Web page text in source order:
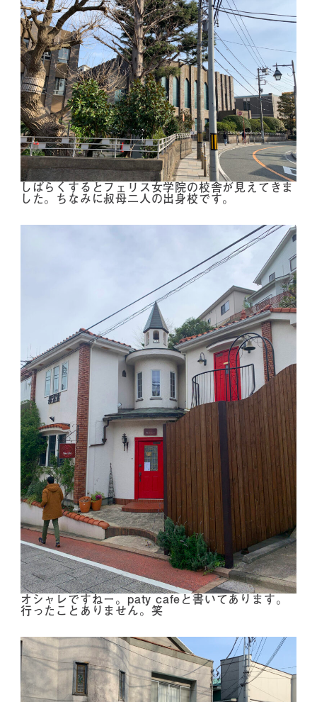
しばらくするとフェリス女学院の校舎が見えてきま
した。ちなみに叔母二人の出身校です。
オシャレですねー。paty cafeと書いてあります。
行ったことありません。笑